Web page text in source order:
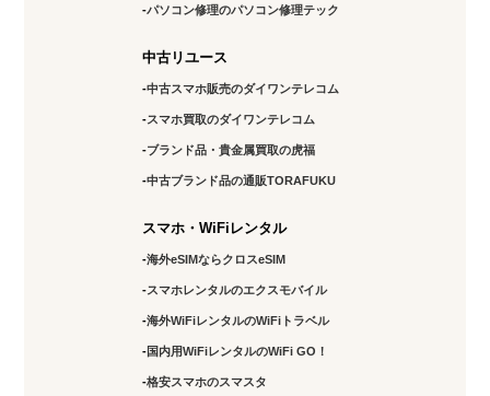
パソコン修理のパソコン修理テック
中古リユース
中古スマホ販売のダイワンテレコム
スマホ買取のダイワンテレコム
ブランド品・貴金属買取の虎福
中古ブランド品の通販TORAFUKU
スマホ・WiFiレンタル
海外eSIMならクロスeSIM
スマホレンタルのエクスモバイル
海外WiFiレンタルのWiFiトラベル
国内用WiFiレンタルのWiFi GO！
格安スマホのスマスタ